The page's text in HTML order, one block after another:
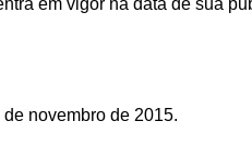
de novembro de 2015.